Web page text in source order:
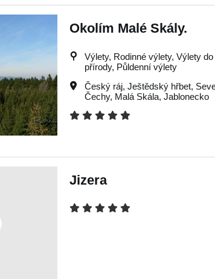
Okolím Malé Skály.
Výlety, Rodinné výlety, Výlety do
přírody, Půldenní výlety
Český ráj, Ještědský hřbet,
Čechy, Malá Skála, Jablonecko
Jizera